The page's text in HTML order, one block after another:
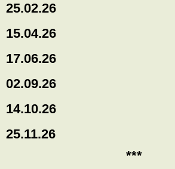
25.02.26
15.04.26
17.06.26
02.09.26
14.10.26
25.11.26
***